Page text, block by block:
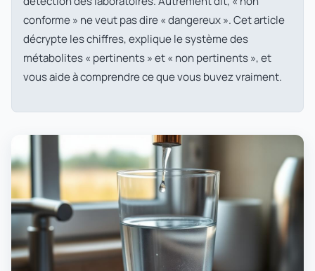
conforme » ne veut pas dire « dangereux ». Cet article
décrypte les chiffres, explique le système des
métabolites « pertinents » et « non pertinents », et
vous aide à comprendre ce que vous buvez vraiment.